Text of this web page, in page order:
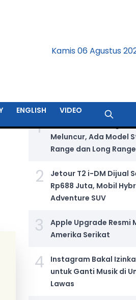
Kamis 06 Agustus
ENGLISH VIDEO
1
GIIAS 2026: Wuling
Meluncur, Ada Model
Range dan Long Range
2
Jetour T2 i-DM Dijual
Rp688 Juta, Mobil
Adventure SUV
3
Apple Upgrade Resmi
Amerika Serikat
4
Instagram Bakal
untuk Ganti Musik di
Lawas